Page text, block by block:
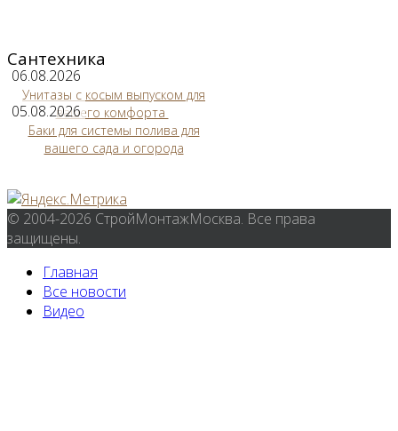
Сантехника
06.08.2026
Унитазы с косым выпуском для
вашего комфорта
05.08.2026
Баки для системы полива для
вашего сада и огорода
© 2004-2026 СтройМонтажМосква. Все права
защищены.
Главная
Все новости
Видео